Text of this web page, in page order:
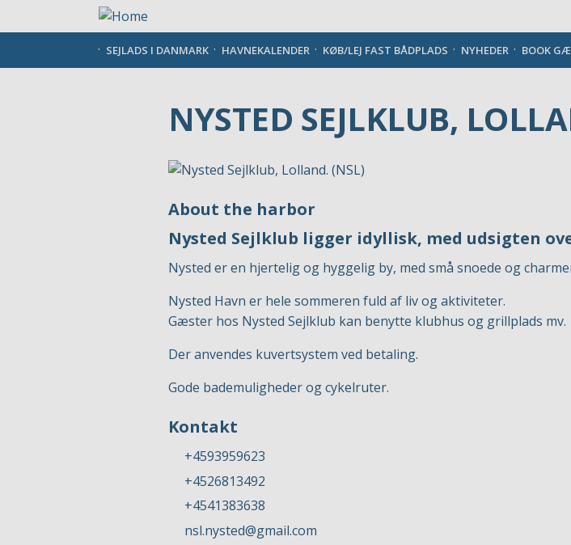
til
SEJLADS I DANMARK HAVNEKALENDER KØB/LEJ FAST BÅDPLADS NYHEDER BOOK
NYSTED SEJLKLUB,
About the harbor
Nysted Sejlklub ligger idyllisk, med udsigten
Nysted er en hjertelig og hyggelig by, med små snoede og
Nysted Havn er hele sommeren fuld af liv og aktiviteter.
Gæster hos Nysted Sejlklub kan benytte klubhus og grillplads mv.
Der anvendes kuvertsystem ved betaling.
Gode bademuligheder og cykelruter.
Kontakt
+4593959623
+4526813492
+4541383638
nsl.nysted@gmail.com